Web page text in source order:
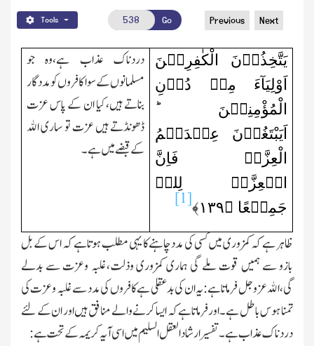
Tools Go Previous Next
یَتَّخِذُوۡنَ الْکٰفِرِیۡنَ
اَوْلِیَآءَ مِنۡ دُوۡنِ
الْمُؤْمِنِیۡنَ ؕ
اَیَبْتَغُوۡنَ عِنۡدَہُمُ
الْعِزَّۃَ فَاِنَّ
الۡعِزَّۃَ لِلہِ
جَمِیۡعًا ﴿۱۳۹﴾[1]
دردناك عذاب ہے،وہ جو
مسلمانوں کے سوا کافروں کو مددگار
بناتے ہیں،کیا ان کے پاس عزت
ڈھونڈتے ہیں عزت تو ساری اﷲ
کے قبضے میں ہے۔
ظاہر ہے کہ کمزوری میں کسی کی مدد چاہنے کا یہی مطلب ہوتاہے کہ ا س کے بل
بازو سے ہمیں قوت ملے گی ہماری کمزوری وذلت،غلبہ وعزت سے بدلے
گی،اﷲ عزوجل فرماتاہے:یہ ان کی بدعقلی ہے کافروں کی مدد سے غلبہ وعزت کی
تمنا ہوس باطل ہے۔اورفرماتاہے کہ ایسا کرنے والے منافق ہیں اور ان کے لئے
دردناك عذاب ہے۔تفسیر ارشاد العقل السلیم میں اسی آیہ کریمہ کے تحت ہے: